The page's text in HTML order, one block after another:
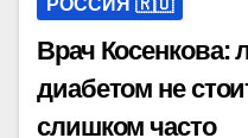
Врач
диабетом не
слишком часто